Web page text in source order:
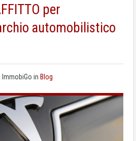
per
automobilistico
ImmobiGo in Blog